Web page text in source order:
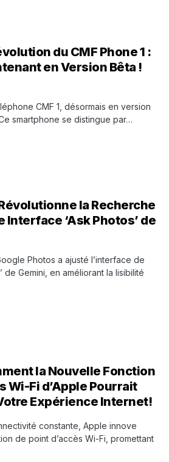
du CMF Phone 1 :
en Version Bêta !
CMF 1, désormais en version
smartphone se distingue par…
la Recherche
Interface ‘Ask Photos’ de
Photos a ajusté l’interface de
de Gemini, en améliorant la lisibilité
la Nouvelle Fonction
Wi-Fi d’Apple Pourrait
Expérience Internet!
constante, Apple innove
de point d’accès Wi-Fi, promettant